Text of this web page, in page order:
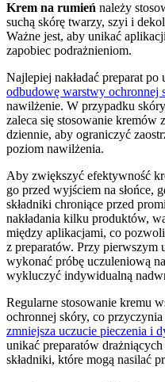
Krem na rumień należy
suchą skórę twarzy, szyi i
Ważne jest, aby unikać
zapobiec podrażnieniom.
Najlepiej nakładać preparat po
odbudowę warstwy ochronnej
nawilżenie. W przypadku
zaleca się stosowanie kremów
dziennie, aby ograniczyć
poziom nawilżenia.
Aby zwiększyć efektywność
go przed wyjściem na słońce,
składniki chroniące przed
nakładania kilku produktów,
między aplikacjami, co
z preparatów. Przy pierwszym
wykonać próbę uczuleniową
wykluczyć indywidualną
Regularne stosowanie kremu
ochronnej skóry, co
zmniejsza uczucie pieczenia i
unikać preparatów
składniki, które mogą nasilać